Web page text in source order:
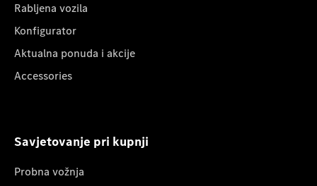
Rabljena vozila
Konfigurator
Aktualna ponuda i akcije
Accessories
Savjetovanje pri kupnji
Probna vožnja